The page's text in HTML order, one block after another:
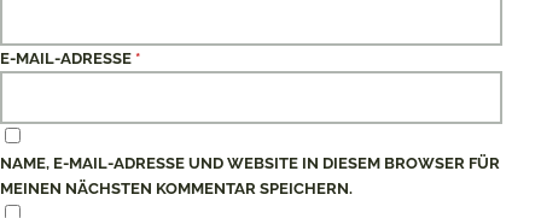
E-MAIL-ADRESSE *
NAME, E-MAIL-ADRESSE UND WEBSITE IN DIESEM BROWSER FÜR
MEINEN NÄCHSTEN KOMMENTAR SPEICHERN.